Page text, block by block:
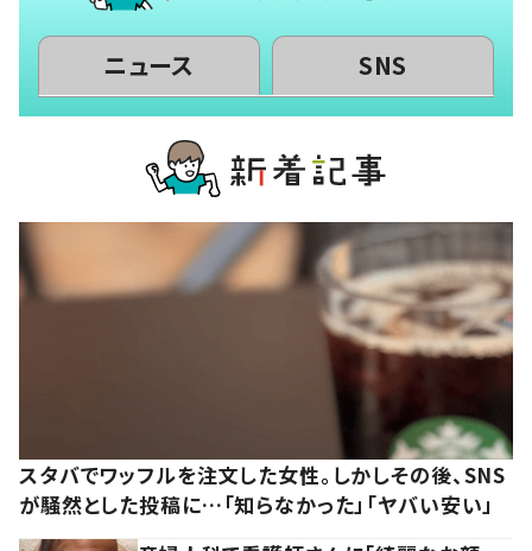
ニュース SNS
スタバでワッフルを注文した女性。しかしその後、SNS
が騒然とした投稿に…「知らなかった」「ヤバい安い」